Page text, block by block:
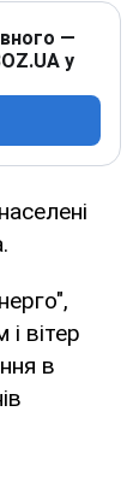
—
у
вітер
в